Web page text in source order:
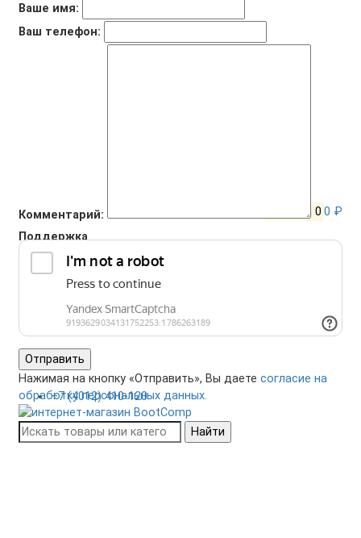
Корзина 0 0 ₽
Поддержка
+7 (4012) 400-823
+7 (4012) 410-120
Ваше имя:
Ваш телефон:
Комментарий:
Отправить
Нажимая на кнопку «Отправить», Вы даете согласие на
обработку персональных данных.
Найти